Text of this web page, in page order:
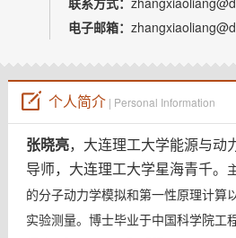
电子邮箱：
个人简介| Personal Information
张晓亮，大连理工大学能源与动
导师，大连理工大学星海青千。
的分子动力学模拟和第一性原理计算
实验测量。博士毕业于中国科学院工